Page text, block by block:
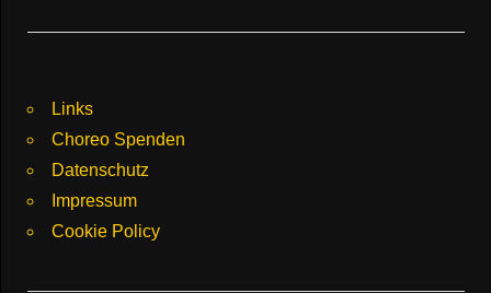
Links
Choreo Spenden
Datenschutz
Impressum
Cookie Policy